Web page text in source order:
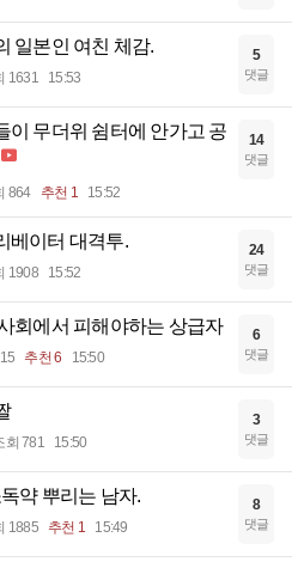
일본인 여친 체감.
1631 15:53
5
댓글
이 무더위 쉼터에 안가고 공
864 추천 1 15:52
14
댓글
베이터 대격투.
1908 15:52
24
댓글
회에서 피해야하는 상급자
추천 6 15:50
6
댓글
회 781 15:50
3
댓글
약 뿌리는 남자.
1885 추천 1 15:49
8
댓글